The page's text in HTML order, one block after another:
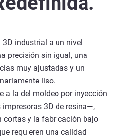
industrial a un nivel
precisión sin igual, una
muy ajustadas y un
liso.
a la del moldeo por inyección
3D de resina—,
cortas y la fabricación bajo
requieren una calidad